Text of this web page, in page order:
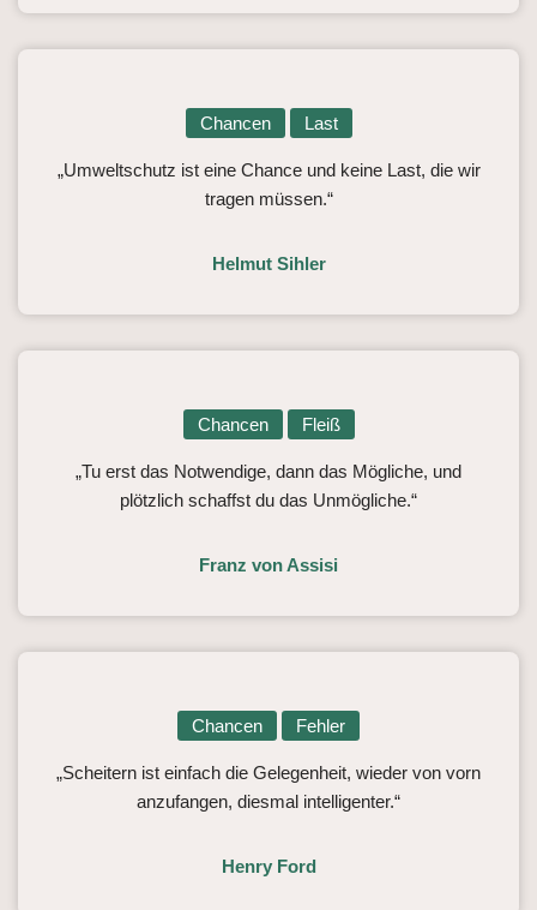
Chancen Last
„Umweltschutz ist eine Chance und keine Last, die wir
tragen müssen.“
Helmut Sihler
Chancen Fleiß
„Tu erst das Notwendige, dann das Mögliche, und
plötzlich schaffst du das Unmögliche.“
Franz von Assisi
Chancen Fehler
„Scheitern ist einfach die Gelegenheit, wieder von vorn
anzufangen, diesmal intelligenter.“
Henry Ford